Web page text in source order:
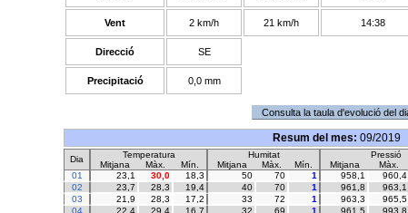
Vent 2 km/h 21 km/h 14:38
Direcció SE
Precipitació 0,0 mm
Resum del mes: 09/2019
Dia Temperatura Humitat Pressió
Mitjana Màx. Mín. Mitjana Màx. Mín. Mitjana Màx.
01
23,1 30,0 18,3 50 70 1 958,1 960,4
02
23,7 28,3 19,4 40 70 1 961,8 963,1
03
21,9 28,3 17,2 33 72 1 963,3 965,5
04
22,4 29,4 16,7 32 69 1 961,5 993,8